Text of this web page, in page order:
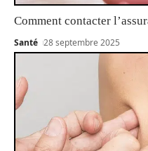
Comment contacter
Santé 28 septembre 2025